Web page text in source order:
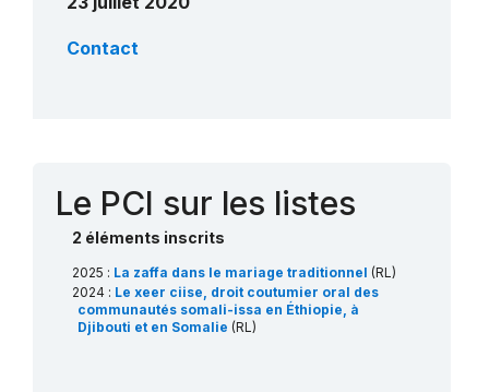
Contact
Le PCI sur les listes
2 éléments inscrits
2025 : La zaffa dans le mariage traditionnel (RL)
2024 : Le xeer ciise, droit coutumier oral des
communautés somali-issa en Éthiopie, à
Djibouti et en Somalie (RL)